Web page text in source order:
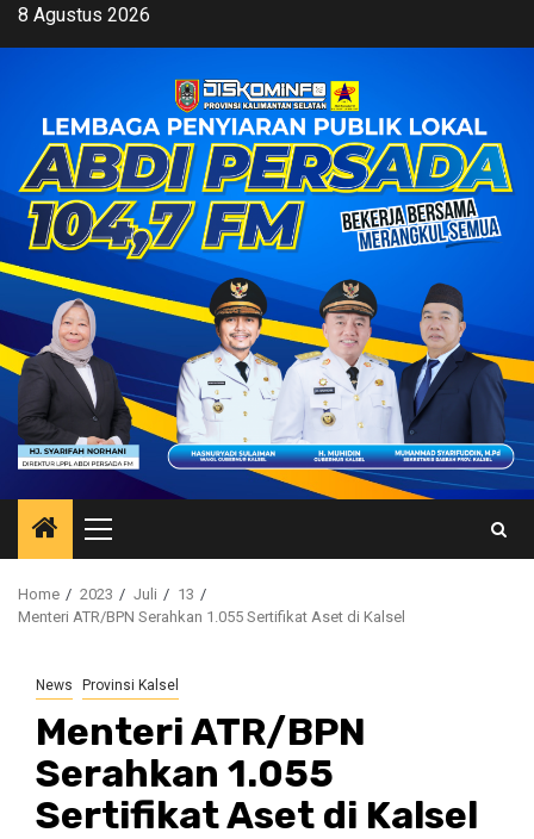
Skip8 Agustus 2026
Primary
Menu
Home 2023 Juli
13
Menteri ATR/BPN Serahkan 1.055 Sertifikat Aset di Kalsel
News Provinsi Kalsel
Menteri ATR/BPN
Serahkan 1.055
Sertifikat Aset di Kalsel